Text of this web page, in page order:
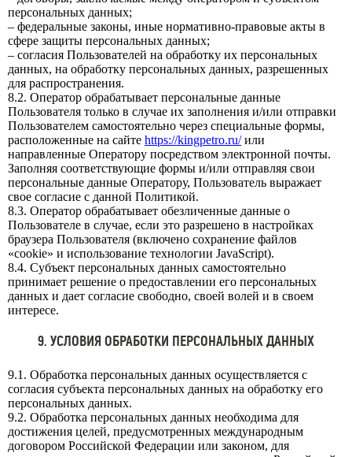
персональных данных;
– федеральные законы, иные нормативно-правовые акты в
сфере защиты персональных данных;
– согласия Пользователей на обработку их персональных
данных, на обработку персональных данных, разрешенных
для распространения.
8.2. Оператор обрабатывает персональные данные
Пользователя только в случае их заполнения и/или отправки
Пользователем самостоятельно через специальные формы,
расположенные на сайте https://kingpetro.ru/или
направленные Оператору посредством электронной почты.
Заполняя соответствующие формы и/или отправляя свои
персональные данные Оператору, Пользователь выражает
свое согласие с данной Политикой.
8.3. Оператор обрабатывает обезличенные данные о
Пользователе в случае, если это разрешено в настройках
браузера Пользователя (включено сохранение файлов
«cookie» и использование технологии JavaScript).
8.4. Субъект персональных данных самостоятельно
принимает решение о предоставлении его персональных
данных и дает согласие свободно, своей волей и в своем
интересе.
9. УСЛОВИЯ ОБРАБОТКИ ПЕРСОНАЛЬНЫХ ДАННЫХ
9.1. Обработка персональных данных осуществляется с
согласия субъекта персональных данных на обработку его
персональных данных.
9.2. Обработка персональных данных необходима для
достижения целей, предусмотренных международным
договором Российской Федерации или законом, для